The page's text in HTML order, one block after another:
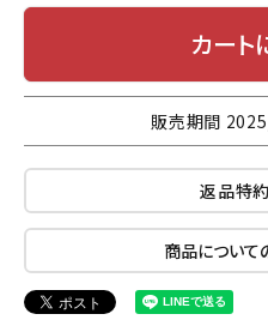
カート
販売期間
返品特
商品について